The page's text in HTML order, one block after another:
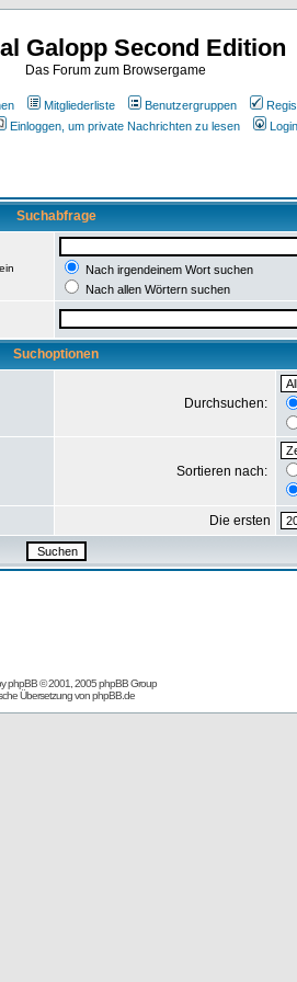
Galopp Second Edition
Das Forum zum Browsergame
Mitgliederliste Benutzergruppen
Einloggen, um private Nachrichten zu lesen Login
Suchabfrage
Nach irgendeinem Wort suchen
Nach allen Wörtern suchen
Suchoptionen
Durchsuchen:
Sortieren nach:
Die ersten
phpBB© 2001, 2005 phpBB Group
Übersetzung vonphpBB.de